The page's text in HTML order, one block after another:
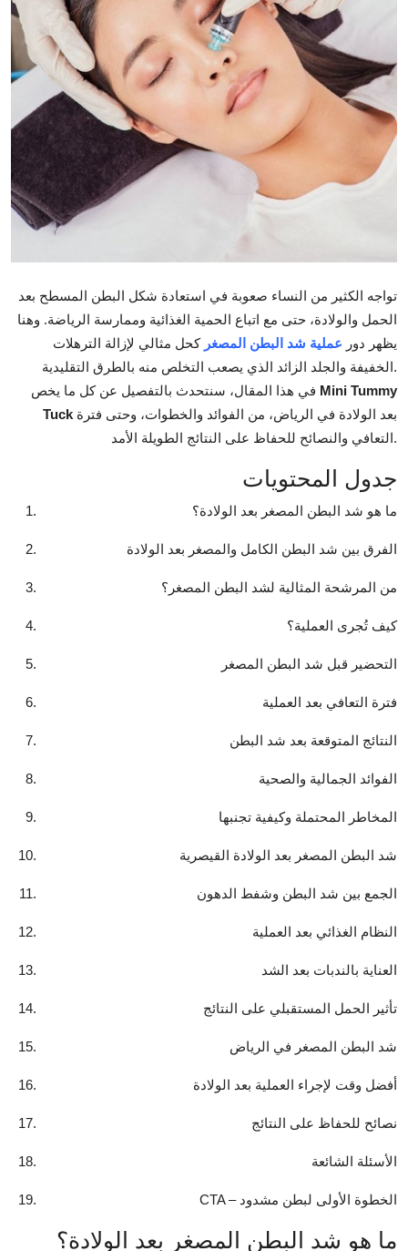
Advertise with US
Business
Finance
Real Estate
General
How To
Support Number
تواجه الكثير من النساء صعوبة في استعادة شكل البطن المسطح بعد
الحمل والولادة، حتى مع اتباع الحمية الغذائية وممارسة الرياضة. وهنا
يظهر دور عملية شد البطن المصغر كحل مثالي لإزالة الترهلات
الخفيفة والجلد الزائد الذي يصعب التخلص منه بالطرق التقليدية.
Mini Tummy
Tuck
التعافي والنصائح للحفاظ على النتائج الطويلة الأمد.
جدول المحتويات
ما هو شد البطن المصغر بعد الولادة؟
الفرق بين شد البطن الكامل والمصغر بعد الولادة
من المرشحة المثالية لشد البطن المصغر؟
كيف تُجرى العملية؟
التحضير قبل شد البطن المصغر
فترة التعافي بعد العملية
النتائج المتوقعة بعد شد البطن
الفوائد الجمالية والصحية
المخاطر المحتملة وكيفية تجنبها
شد البطن المصغر بعد الولادة القيصرية
الجمع بين شد البطن وشفط الدهون
النظام الغذائي بعد العملية
العناية بالندبات بعد الشد
تأثير الحمل المستقبلي على النتائج
شد البطن المصغر في الرياض
أفضل وقت لإجراء العملية بعد الولادة
نصائح للحفاظ على النتائج
الأسئلة الشائعة
CTA – الخطوة الأولى لبطن مشدود
ما هو شد البطن المصغر بعد الولادة؟